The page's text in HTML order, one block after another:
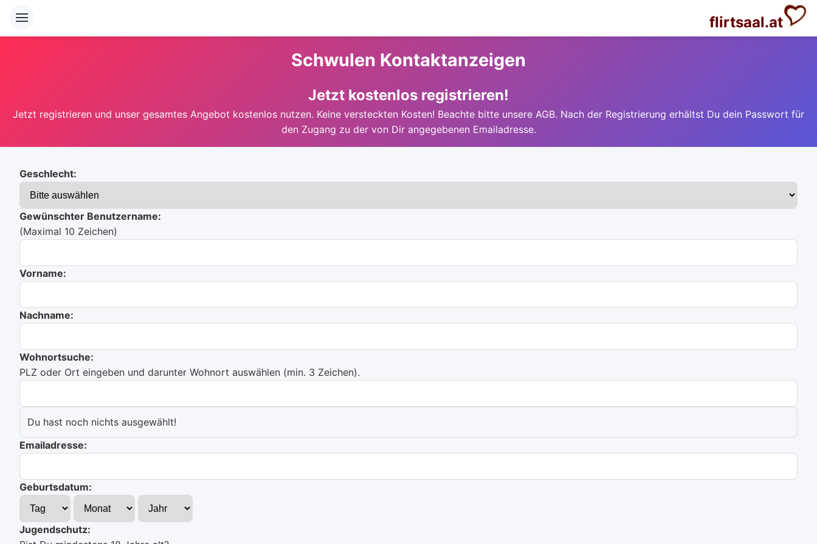
flirtsaal.at
Schwulen Kontaktanzeigen
Jetzt kostenlos registrieren!
Jetzt registrieren und unser gesamtes Angebot kostenlos nutzen. Keine versteckten Kosten! Beachte bitte unsere AGB. Nach der Registrierung erhältst Du dein Passwort für
den Zugang zu der von Dir angegebenen Emailadresse.
Geschlecht:
Gewünschter Benutzername:
(Maximal 10 Zeichen)
Vorname:
Nachname:
Wohnortsuche:
PLZ oder Ort eingeben und darunter Wohnort auswählen (min. 3 Zeichen).
Du hast noch nichts ausgewählt!
Emailadresse:
Geburtsdatum:
Jugendschutz: